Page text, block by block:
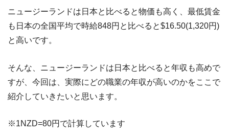
ニュージーランドは日本と比べると物価も高く、最低賃金
も日本の全国平均で時給848円と比べると$16.50(1,320円)
と高いです。
そんな、ニュージーランドは日本と比べると年収も高めで
すが、今回は、実際にどの職業の年収が高いのかをここで
紹介していきたいと思います。
※1NZD=80円で計算しています